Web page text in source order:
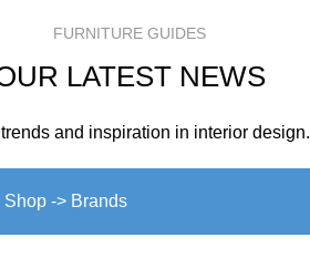
FURNITURE GUIDES
LATEST NEWS
trends and inspiration in interior design.
-> Brands